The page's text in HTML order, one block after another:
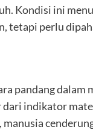
Kondisi ini
tetapi perlu
pandang dalam
dari indikator